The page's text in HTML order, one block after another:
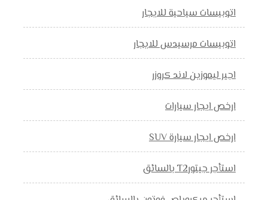
اتوبيسات سياحية للايجار
اتوبيسات مرسيدس للايجار
اجير ليموزين لاند كروزر
ارخص ايجار سيارات
ارخص ايجار سيارة SUV
استأجر جيتورT2 بالسائق